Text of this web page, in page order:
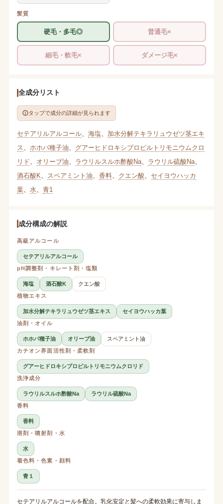
髪質
硬毛・多毛◎ 普通毛×
細毛・軟毛× ダメージ毛×
全成分リスト
タップで成分の詳細が見られます
セテアリルアルコール、 海塩
加水分解テキラリュウゼツ茎エキ
ス
ホホバ種子油
グアーヒドロキシプロピルトリモニウムクロ
リド
オリーブ油 ラウリルスルホ酢酸Na、 ラウリル硫酸Na、
酒石酸K
スペアミント油 香料、 クエン酸
セイヨウハッカ
葉、 水 青1
成分構成の解説
高級アルコール
セテアリルアルコール
pH調整剤・キレート剤・塩類
海塩 酒石酸K
クエン酸
植物エキス
加水分解テキラリュウゼツ茎エキス
セイヨウハッカ葉
油剤・オイル
ホホバ種子油 オリーブ油
スペアミント油
カチオン界面活性剤・柔軟剤
グアーヒドロキシプロピルトリモニウムクロリド
洗浄成分
ラウリルスルホ酢酸Na
ラウリル硫酸Na
香料
香料
溶剤・噴射剤・水
水
着色料・色素・顔料
青１
セテアリルアルコールを配合。乳化安定と髪への柔軟効果に寄与しま